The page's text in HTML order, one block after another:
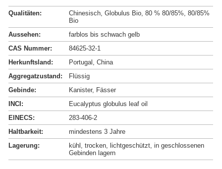
Qualitäten:
Chinesisch, Globulus Bio, 80 % 80/85%, 80/85%
Bio
Aussehen:
farblos bis schwach gelb
CAS Nummer:
84625-32-1
Herkunftsland:
Portugal, China
Aggregatzustand:
Flüssig
Gebinde:
Kanister, Fässer
INCI:
Eucalyptus globulus leaf oil
EINECS:
283-406-2
Haltbarkeit:
mindestens 3 Jahre
Lagerung:
kühl, trocken, lichtgeschützt, in geschlossenen
Gebinden lagern